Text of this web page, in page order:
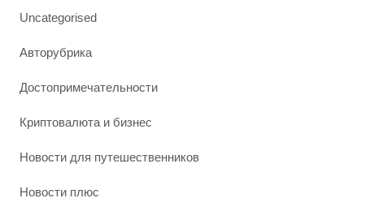
Uncategorised
Авторубрика
Достопримечательности
Криптовалюта и бизнес
Новости для путешественников
Новости плюс